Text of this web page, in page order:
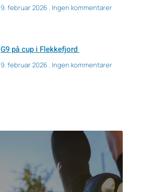
9. februar 2026 Ingen kommentarer
G9 på cup i Flekkefjord
9. februar 2026 Ingen kommentarer